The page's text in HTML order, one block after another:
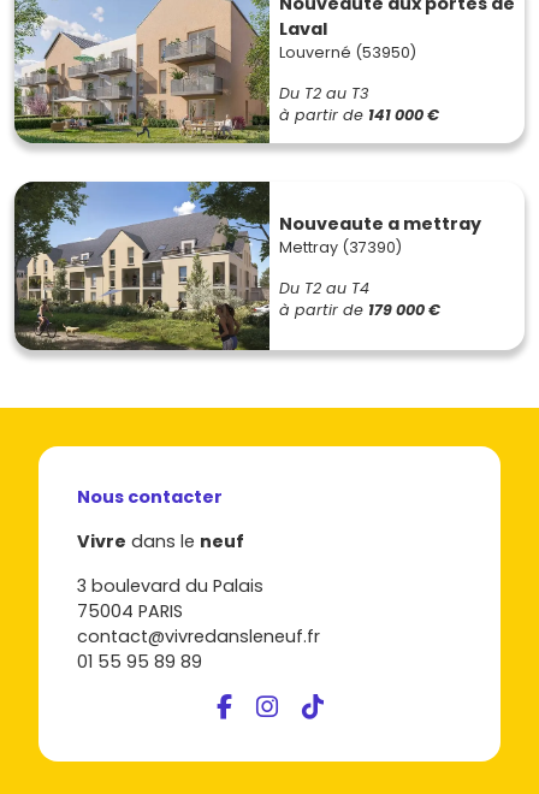
Laval
Louverné (53950)
Du T2 au T3
à partir de 141 000 €
Nouveaute a mettray
Mettray (37390)
Du T2 au T4
à partir de 179 000 €
Nous contacter
Vivre dans le neuf
3 boulevard du Palais
75004 PARIS
contact@vivredansleneuf.fr
01 55 95 89 89